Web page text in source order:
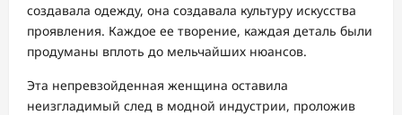
создавала одежду, она создавала культуру искусства
проявления. Каждое ее творение, каждая деталь были
продуманы вплоть до мельчайших нюансов.
Эта непревзойденная женщина оставила
неизгладимый след в модной индустрии, проложив